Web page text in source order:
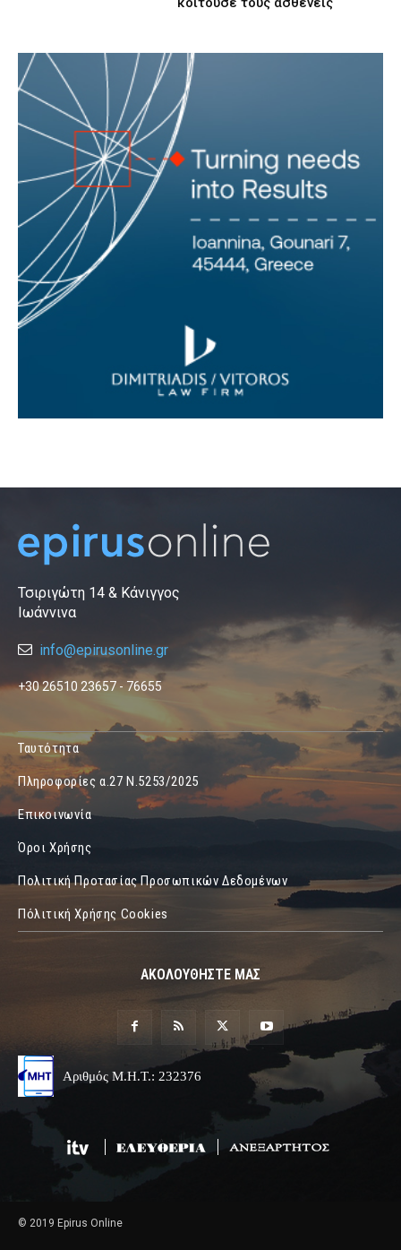
Τσιριγώτη 14 & Κάνιγγος
Ιωάννινα
info@epirusonline.gr
+30 26510 23657 - 76655
Ταυτότητα
Πληροφορίες α.27 Ν.5253/2025
Επικοινωνία
Όροι Χρήσης
Πολιτική Προτασίας Προσωπικών Δεδομένων
Πόλιτική Χρήσης Cookies
ΑΚΟΛΟΥΘΗΣΤΕ ΜΑΣ
Αριθμός Μ.Η.Τ.: 232376
© 2019 Epirus Online